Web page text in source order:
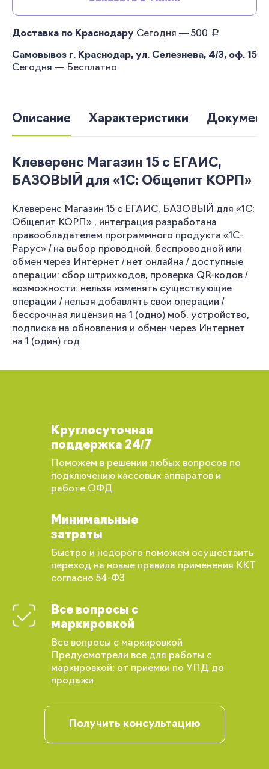
Доставка по Краснодару Сегодня — 500 руб.
Самовывоз г. Краснодар, ул. Селезнева, 4/3, оф. 15
Сегодня — Бесплатно
Описание Характеристики
Клеверенс Магазин 15 с ЕГАИС,
БАЗОВЫЙ для «1С: Общепит КОРП»
Клеверенс Магазин 15 с ЕГАИС, БАЗОВЫЙ для «1С:
Общепит КОРП» , интеграция разработана
правообладателем программного продукта «1С-
Рарус» / на выбор проводной, беспроводной или
обмен через Интернет / нет онлайна / доступные
операции: сбор штрихкодов, проверка QR-кодов /
возможности: нельзя изменять существующие
операции / нельзя добавлять свои операции /
бессрочная лицензия на 1 (одно) моб. устройство,
подписка на обновления и обмен через Интернет
на 1 (один) год
Круглосуточная
поддержка 24/7
Поможем в решении любых вопросов по
подключению кассовых аппаратов и
работе ОФД
Минимальные
затраты
Быстро и недорого поможем осуществить
переход на новые правила применения ККТ
согласно 54-ФЗ
Все вопросы с
маркировкой
Все вопросы с маркировкой
Предусмотрели все для работы с
маркировкой: от приемки по УПД до
продажи
Получить консультацию
Вы сможете отслеживать статус своих
заказов и получать индивидуальные